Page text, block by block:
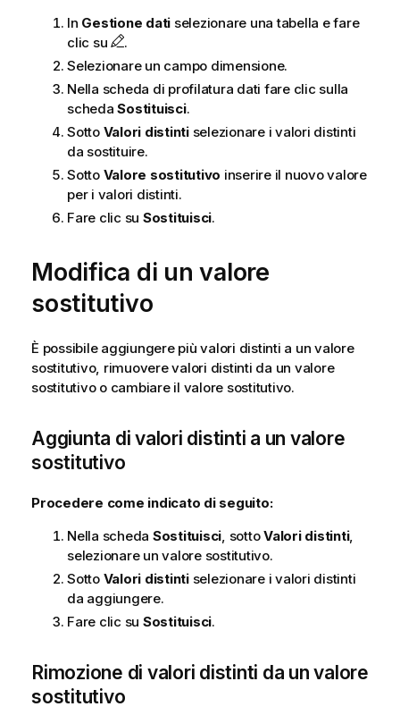
In Gestione dati selezionare una tabella e fare
clic su
.
Selezionare un campo dimensione.
Nella scheda di profilatura dati fare clic sulla
schedaSostituisci.
Sotto Valori distintiselezionare i valori distinti
da sostituire.
Sotto Valore sostitutivo inserire il nuovo valore
per i valori distinti.
Fare clic su Sostituisci.
Modifica di un valore
sostitutivo
È possibile aggiungere più valori distinti a un valore
sostitutivo, rimuovere valori distinti da un valore
sostitutivo o cambiare il valore sostitutivo.
Aggiunta di valori distinti a un valore
sostitutivo
Procedere come indicato di seguito:
Nella scheda Sostituisci, sottoValori distinti,
selezionare un valore sostitutivo.
Sotto Valori distintiselezionare i valori distinti
da aggiungere.
Fare clic su Sostituisci.
Rimozione di valori distinti da un valore
sostitutivo